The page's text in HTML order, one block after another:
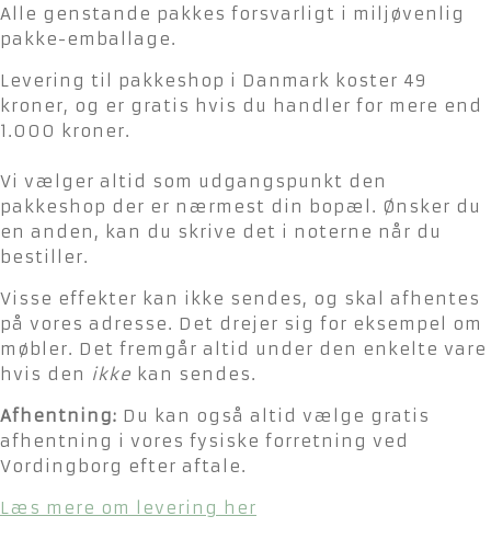
Alle genstande pakkes forsvarligt i miljøvenlig
pakke-emballage.
Levering til pakkeshop i Danmark koster 49
kroner, og er gratis hvis du handler for mere end
1.000 kroner.
Vi vælger altid som udgangspunkt den
pakkeshop der er nærmest din bopæl. Ønsker du
en anden, kan du skrive det i noterne når du
bestiller.
Visse effekter kan ikke sendes, og skal afhentes
på vores adresse. Det drejer sig for eksempel om
møbler. Det fremgår altid under den enkelte vare
hvis den ikke kan sendes.
Afhentning: Du kan også altid vælge gratis
afhentning i vores fysiske forretning ved
Vordingborg efter aftale.
Læs mere om levering her